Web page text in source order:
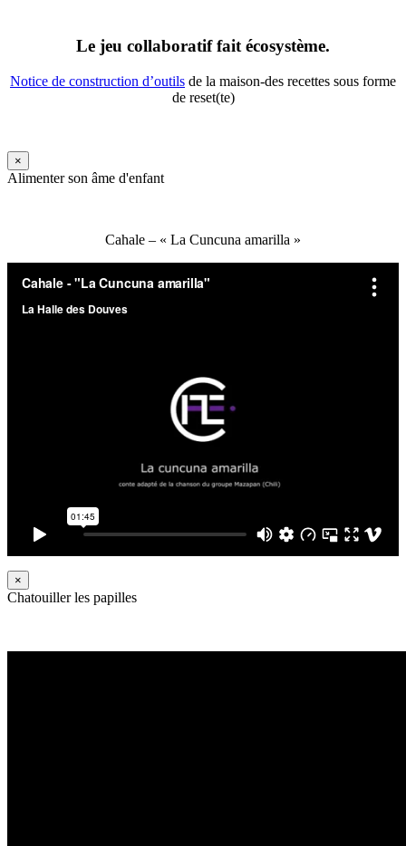
Le jeu collaboratif fait écosystème.
Notice de construction d’outils de la maison-des recettes sous forme
de reset(te)
×
Alimenter son âme d'enfant
Cahale – « La Cuncuna amarilla »
×
Chatouiller les papilles